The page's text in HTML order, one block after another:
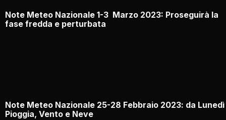
Note Meteo Nazionale 1-3 Marzo 2023: Proseguirà la
fase fredda e perturbata
Note Meteo Nazionale 25-28 Febbraio 2023: da Lunedì
Pioggia, Vento e Neve